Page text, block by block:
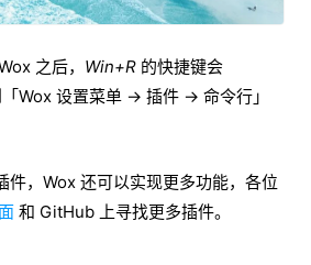
之后， Win+R 的快捷键会
Wox 设置菜单 → 插件 → 命令行」
件，Wox 还可以实现更多功能，各位
和 GitHub 上寻找更多插件。